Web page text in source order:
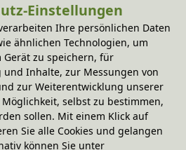
gleichzeitig als
Die reine Baumwolle sorgt
und Klimatisierung.
Matratze
und Jugendmatratze mit
Kokosfaser und 5 cm
Einstellungen
Ihre persönlichen Daten
ähnlichen Technologien, um
zu speichern, für
Inhalte, zur Messungen von
zur Weiterentwicklung unserer
selbst zu bestimmen,
sollen. Mit einem Klick auf
Sie alle Cookies und gelangen
können Sie unter